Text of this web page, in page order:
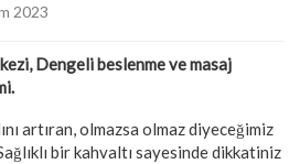
2023
Dengeli beslenme ve masaj
artıran, olmazsa olmaz diyeceğimiz
bir kahvaltı sayesinde dikkatiniz